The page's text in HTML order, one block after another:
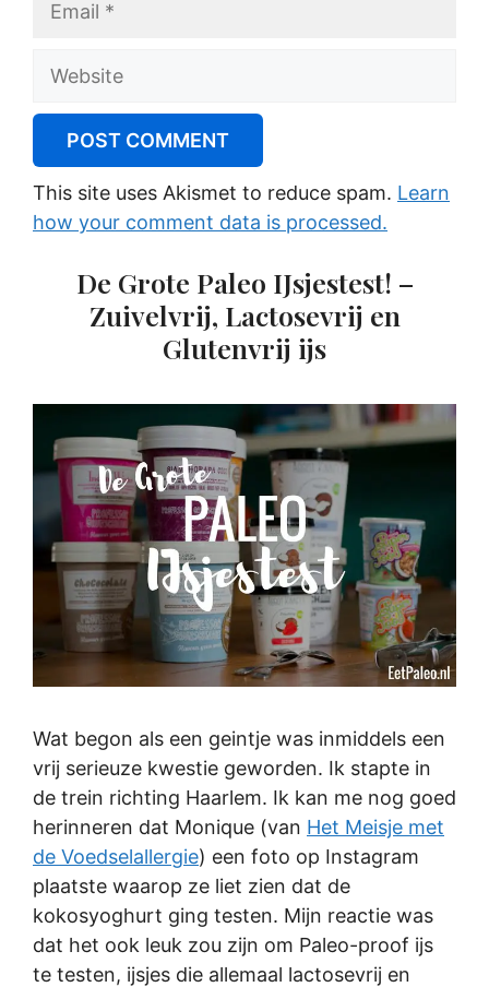
Website
This site uses Akismet to reduce spam. Learn
how your comment data is processed.
De Grote Paleo IJsjestest! –
Zuivelvrij, Lactosevrij en
Glutenvrij ijs
Wat begon als een geintje was inmiddels een
vrij serieuze kwestie geworden. Ik stapte in
de trein richting Haarlem. Ik kan me nog goed
herinneren dat Monique (van Het Meisje met
de Voedselallergie) een foto op Instagram
plaatste waarop ze liet zien dat de
kokosyoghurt ging testen. Mijn reactie was
dat het ook leuk zou zijn om Paleo-proof ijs
te testen, ijsjes die allemaal lactosevrij en